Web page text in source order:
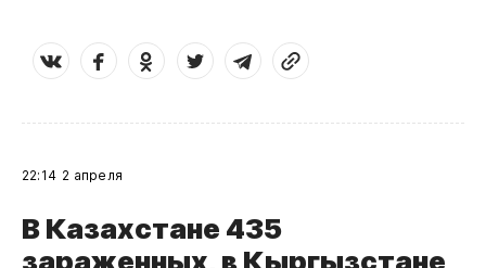
22:14 2 апреля
В Казахстане 435
зараженных, в Кыргызстане